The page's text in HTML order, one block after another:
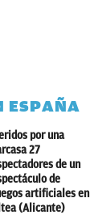
ESPAÑA
por una
27
de un
de
artificiales en
(Alicante)